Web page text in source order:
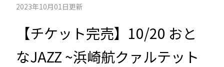
2023年10月01日更新
【チケット完売】10/20 おと
なJAZZ ~浜崎航クァルテット